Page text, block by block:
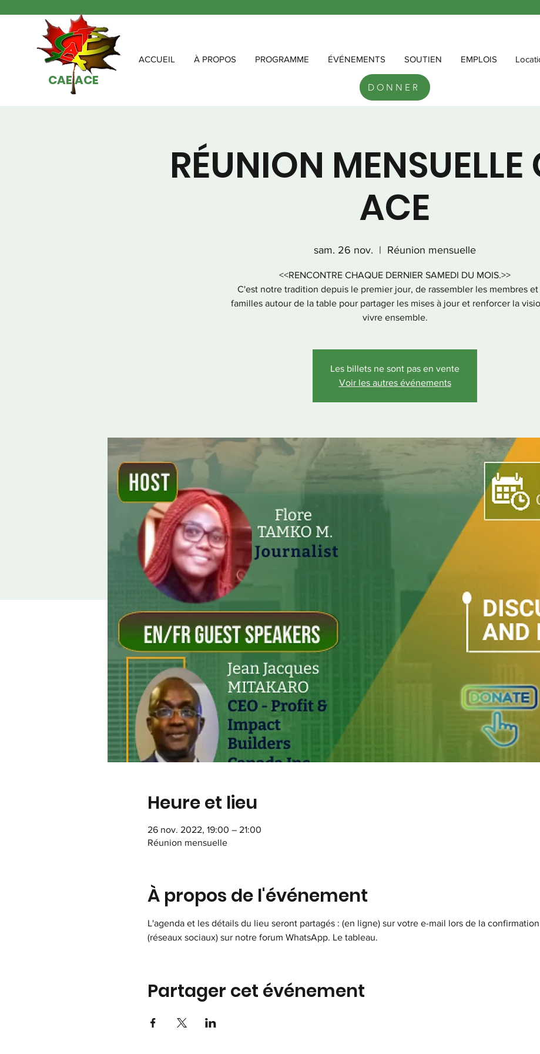
CAE ACE
ACCUEIL À PROPOS PROGRAMME ÉVÉNEMENTS SOUTIEN EMPLOIS
DONNER
RÉUNION
ACE
sam. 26 nov.
  |
Réunion mensuelle
<<RENCONTRE CHAQUE DERNIER SAMEDI DU MOIS.>>
C'est notre tradition depuis le premier jour, de rassembler les membres et
familles autour de la table pour partager les mises à jour et renforcer la
vivre ensemble.
Les billets ne sont pas en vente
Voir les autres événements
Heure et lieu
26 nov. 2022, 19:00 – 21:00
Réunion mensuelle
À propos de l'événement
L'agenda et les détails du lieu seront partagés : (en ligne) sur votre e-mail lors de la
(réseaux sociaux) sur notre forum WhatsApp. Le tableau.
Partager cet événement